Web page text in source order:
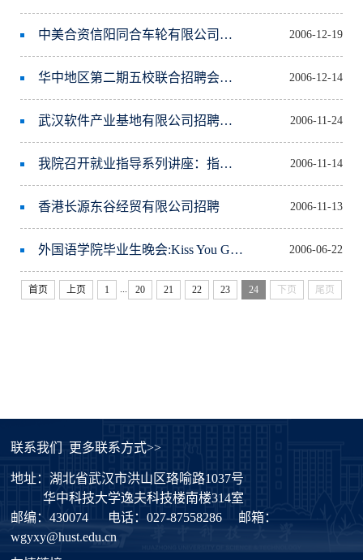
中美合资信阳同合车轮有限公司招聘启事 2006-12-19
华中地区第二期五校联合招聘会门票领取通知 2006-12-14
武汉软件产业基地有限公司招聘信息 2006-11-24
我院召开就业指导系列讲座：指引方向 明晰职场定位 2006-11-14
香港长源东谷经贸有限公司招聘 2006-11-13
外国语学院毕业生晚会:Kiss You Goodbye 2006-06-22
首页 上页 1 ... 20 21 22 23 24 下页 尾页
联系我们 更多联系方式>>
地址：湖北省武汉市洪山区珞喻路1037号
华中科技大学逸夫科技楼南楼314室
邮编：430074
电话：027-87558286
邮箱：
wgyxy@hust.edu.cn